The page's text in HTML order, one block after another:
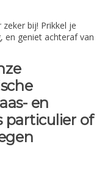
bij! Prikkel je
en geniet achteraf van
en
particulier of